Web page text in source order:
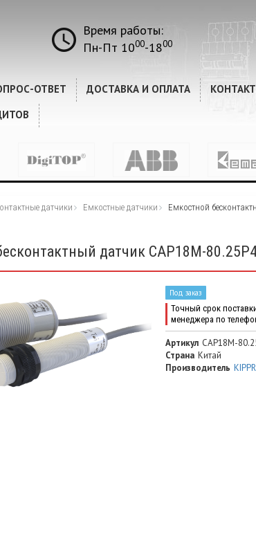
Время работы:
Пн-Пт 1000-1800
ОТВЕТ ДОСТАВКА И ОПЛАТА
датчики Емкостные датчики Емкостной
датчик CAP18M-
Под заказ
Точный срок
менеджера по
Артикул CAP18M-
Страна Китай
Производитель